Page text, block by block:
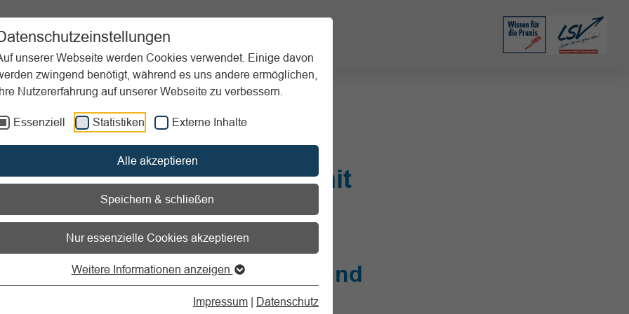
unserer Webseite werden Cookies verwendet. Einige davon
zwingend benötigt, während es uns andere ermöglichen,
Nutzererfahrung auf unserer Webseite zu verbessern.
Essenziell Statistiken Externe Inhalte
Alle akzeptieren
Speichern & schließen
Nur essenzielle Cookies akzeptieren
Weitere Informationen anzeigen
Impressum | Datenschutz
Sportpraxis Aktuelles
Jugendliche
zum Readspeaker öffnen
und Sportstunden mit
und Jugendlichen
und lebendige Sport- und